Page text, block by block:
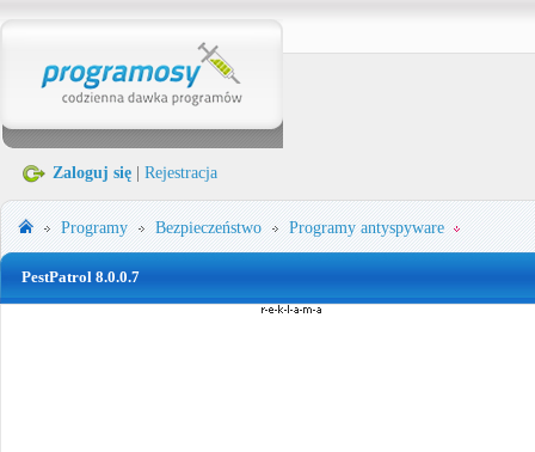
Zaloguj się Rejestracja
Programy Bezpieczeństwo Programy antyspyware
PestPatrol 8.0.0.7